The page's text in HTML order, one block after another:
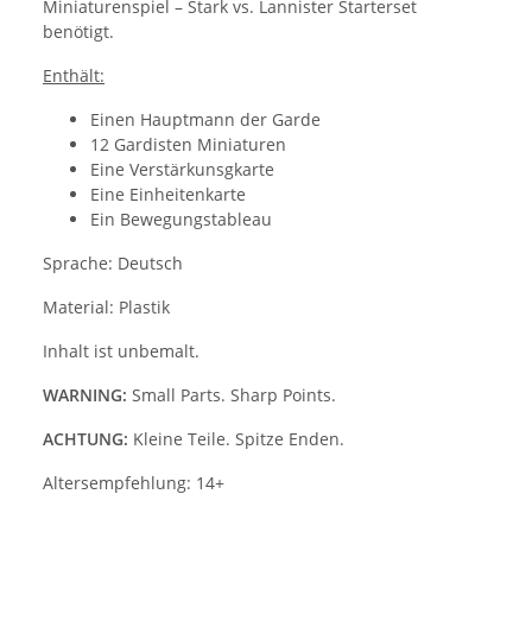
Miniaturenspiel – Stark vs. Lannister Starterset
benötigt.
Enthält:
Einen Hauptmann der Garde
12 Gardisten Miniaturen
Eine Verstärkunsgkarte
Eine Einheitenkarte
Ein Bewegungstableau
Sprache: Deutsch
Material: Plastik
Inhalt ist unbemalt.
WARNING: Small Parts. Sharp Points.
ACHTUNG: Kleine Teile. Spitze Enden.
Altersempfehlung: 14+